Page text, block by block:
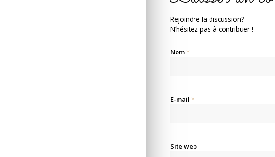
Rejoindre la discussion?
N’hésitez pas à contribuer !
Nom*
E-mail *
Site web